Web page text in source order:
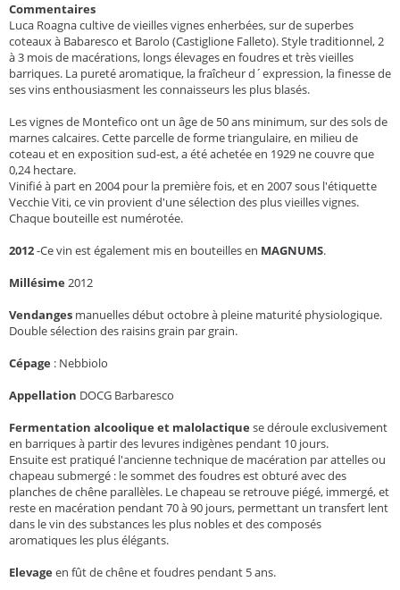
Commentaires
Luca Roagna cultive de vieilles vignes enherbées, sur de superbes
coteaux à Babaresco et Barolo (Castiglione Falleto). Style traditionnel, 2
à 3 mois de macérations, longs élevages en foudres et très vieilles
barriques. La pureté aromatique, la fraîcheur d´expression, la finesse de
ses vins enthousiasment les connaisseurs les plus blasés.
Les vignes de Montefico ont un âge de 50 ans minimum, sur des sols de
marnes calcaires. Cette parcelle de forme triangulaire, en milieu de
coteau et en exposition sud-est, a été achetée en 1929 ne couvre que
0,24 hectare.
Vinifié à part en 2004 pour la première fois, et en 2007 sous l'étiquette
Vecchie Viti, ce vin provient d'une sélection des plus vieilles vignes.
Chaque bouteille est numérotée.
2012-Ce vin est également mis en bouteilles en MAGNUMS.
Millésime 2012
Vendanges manuelles début octobre à pleine maturité physiologique.
Double sélection des raisins grain par grain.
Cépage : Nebbiolo
Appellation DOCG Barbaresco
Fermentation alcoolique et malolactique se déroule exclusivement
en barriques à partir des levures indigènes pendant 10 jours.
Ensuite est pratiqué l'ancienne technique de macération par attelles ou
chapeau submergé : le sommet des foudres est obturé avec des
planches de chêne parallèles. Le chapeau se retrouve piégé, immergé, et
reste en macération pendant 70 à 90 jours, permettant un transfert lent
dans le vin des substances les plus nobles et des composés
aromatiques les plus élégants.
Elevage en fût de chêne et foudres pendant 5 ans.